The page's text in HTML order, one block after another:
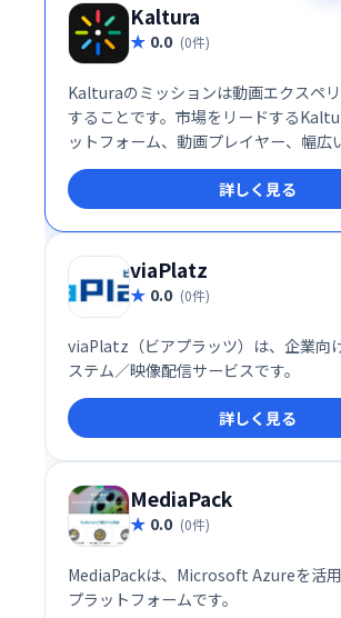
Kaltura
0.0 (0件)
Kalturaのミッションは動画エクスペ
することです。市場をリードする
ットフォーム、動画プレイヤー、幅広
ションは、動画を活用した教育、学習
ション、コラボレーション、娯楽を行
メディア企業、サービスプロバイダー
って世界中で導入されています。
詳しく見る
viaPlatz
0.0 (0件)
viaPlatz（ビアプラッツ）は、企業向
ステム／映像配信サービスです。
詳しく見る
MediaPack
0.0 (0件)
MediaPackは、Microsoft Azureを活
プラットフォームです。